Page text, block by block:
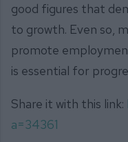
good figures that
to growth. Even so,
promote
is essential for
Share it with this link:
a=34361